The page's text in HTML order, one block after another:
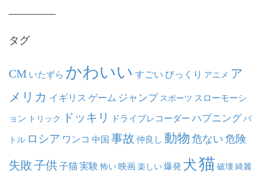
タグ
CM いたずら かわいい すごい びっくり アニメ ア
メリカ イギリス ゲーム ジャンプ スポーツ スローモーシ
ョン トリック ドッキリ ドライブレコーダー ハプニング バ
トル ロシア ワンコ 中国 事故 仲良し 動物 危ない 危険
失敗子供子猫実験 怖い映画楽しい爆発 犬猫 破壊綺麗